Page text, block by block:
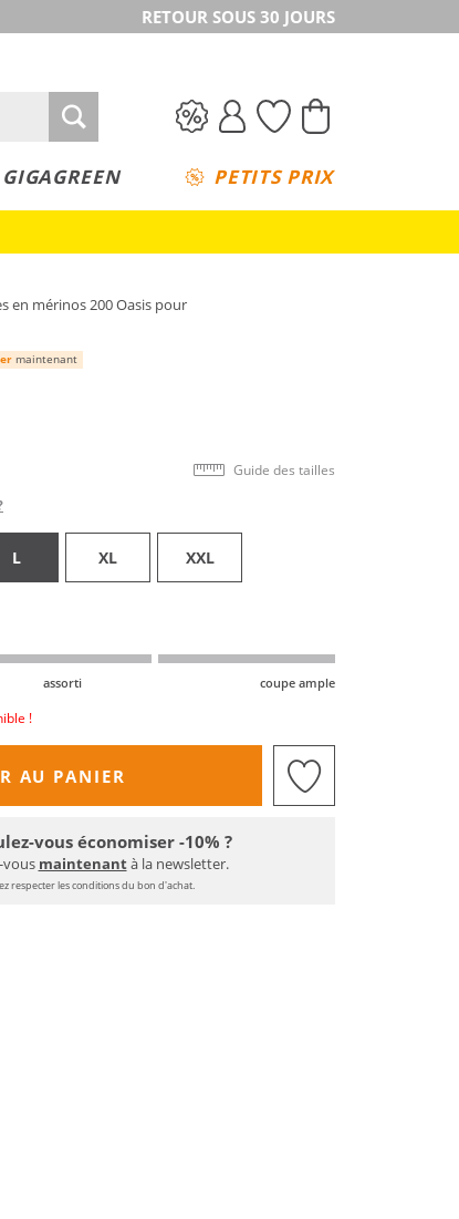
RETOUR SOUS 30 JOURS
GIGAGREEN PETITS PRIX
en mérinos 200 Oasis pour
maintenant
Guide des tailles
L XL XXL
assorti coupe ample
!
AU PANIER
vous économiser -10% ?
vous maintenantà la newsletter.
respecter les conditions du bon d'achat.